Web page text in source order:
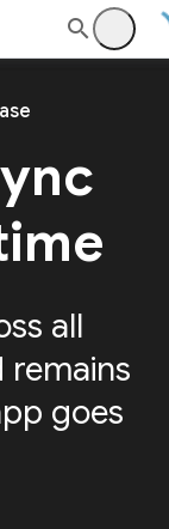
all
remains
goes